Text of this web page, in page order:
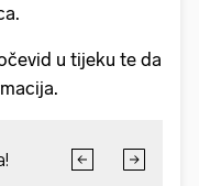
u tijeku te da